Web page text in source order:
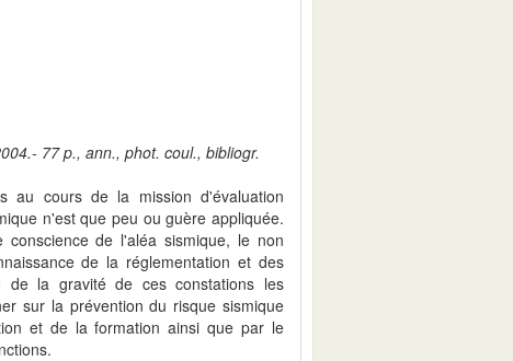
77 p., ann., phot. coul., bibliogr.
au cours de la mission d'évaluation
n'est que peu ou guère appliquée.
de l'aléa sismique, le non
de la réglementation et des
de la gravité de ces constations les
sur la prévention du risque sismique
et de la formation ainsi que par le